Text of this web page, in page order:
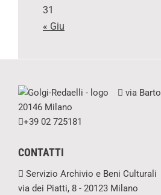
« Giu
31
via
20146 Milano
+39 02 725181
CONTATTI
Servizio Archivio e Beni Culturali
via dei Piatti, 8 - 20123 Milano